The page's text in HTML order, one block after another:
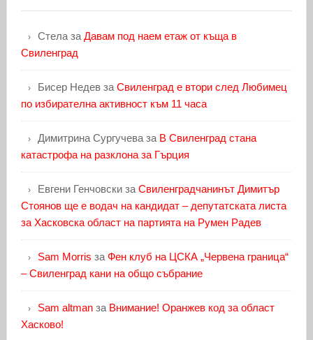
Стелаза Давам под наем етаж от къща в
Свиленград
Бисер Недевза Свиленград е втори след Любимец
по избирателна активност към 11 часа
Димитрина Сургучеваза В Свиленград стана
катастрофа на разклона за Гърция
Евгени Генчовскиза Свиленградчанинът Димитър
Стоянов ще е водач на кандидат – депутатската листа
за Хасковска област на партията на Румен Радев
Sam Morris за Фен клуб на ЦСКА „Червена граница“
– Свиленград кани на общо събрание
Sam altmanза Внимание! Оранжев код за област
Хасково!